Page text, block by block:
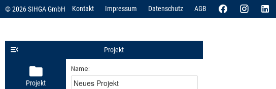
© 2026 SIHGA GmbH Kontakt Impressum Datenschutz AGB
Projekt
Projekt
Name: